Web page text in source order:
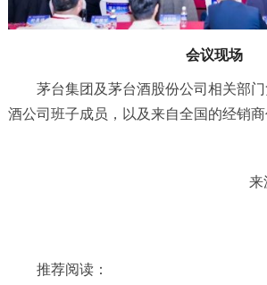
会议现场
茅台集团及茅台酒股份公司相关部
酒公司班子成员，以及来自全国的经销商
来
推荐阅读：